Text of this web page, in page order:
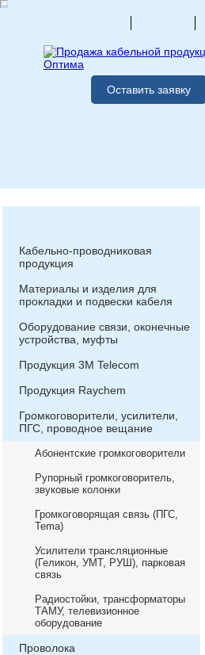
Оставить заявку
Кабельно-проводниковая
продукция
Материалы и изделия для
прокладки и подвески кабеля
Оборудование связи, оконечные
устройства, муфты
Продукция 3М Telecom
Продукция Raychem
Громкоговорители, усилители,
ПГС, проводное вещание
Абонентские громкоговорители
Рупорный громкоговоритель,
звуковые колонки
Громкоговорящая связь (ПГС,
Теma)
Усилители трансляционные
(Геликон, УМТ, РУШ), парковая
связь
Радиостойки, трансформаторы
ТАМУ, телевизионное
оборудование
Проволока